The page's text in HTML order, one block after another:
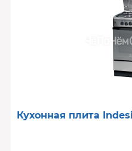
Кухонная плита